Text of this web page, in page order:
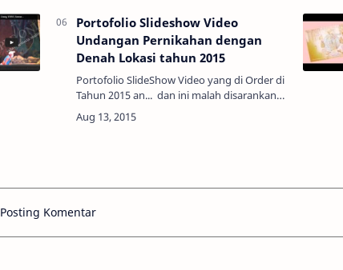
Portofolio Slideshow Video
Undangan Pernikahan dengan
Denah Lokasi tahun 2015
Portofolio SlideShow Video yang di Order di
Tahun 2015 an... dan ini malah disarankan
untuk jadi portofolio.. saya sangat berterima
kasih, sehingga ini kita upload ke channel…
Posting Komentar